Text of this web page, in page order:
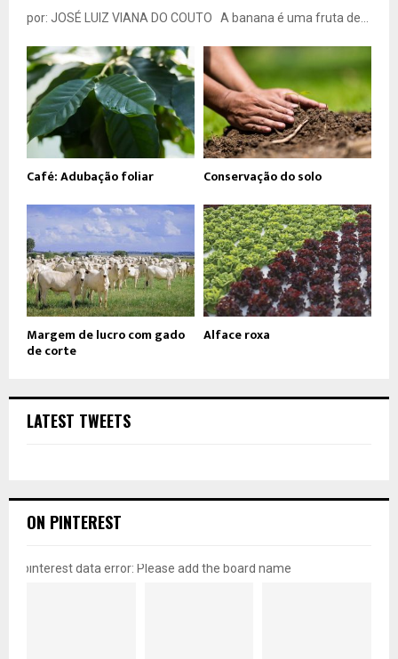
por: JOSÉ LUIZ VIANA DO COUTO A banana é uma fruta de...
Café: Adubação foliar Conservação do solo
Margem de lucro com gado
de corte
Alface roxa
LATEST TWEETS
ON PINTEREST
pinterest data error: Please add the board name